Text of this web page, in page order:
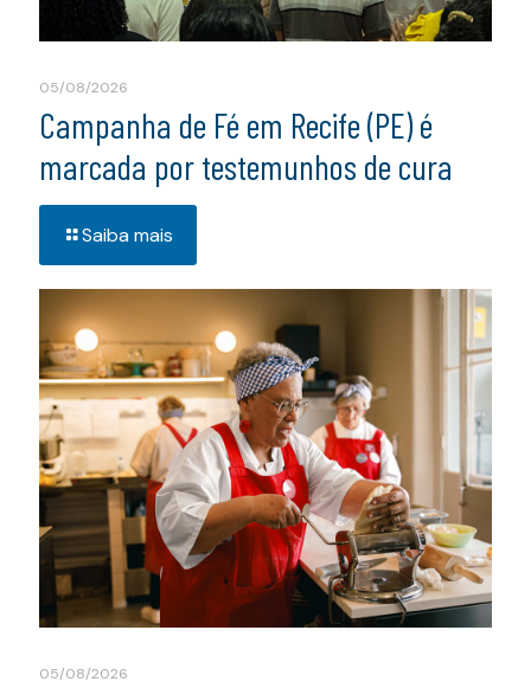
05/08/2026
Campanha de Fé em Recife (PE) é
marcada por testemunhos de cura
Saiba mais
05/08/2026